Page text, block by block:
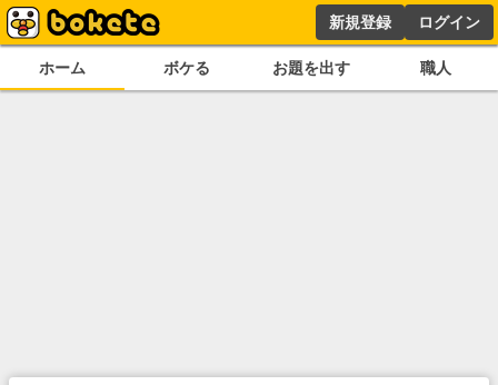
新規登録 ログイン
ホーム ボケる お題を出す 職人